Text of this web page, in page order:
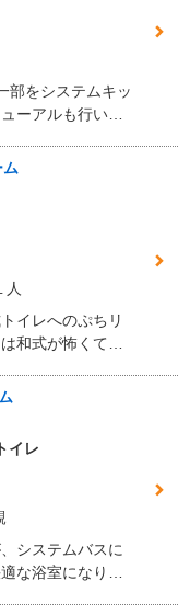
部をシステムキッ
ーアルも行いま
行いました。
人
イレへのぷちリ
和式が怖くて大
利用し浄化槽か
イレ
システムバスに
な浴室になりま